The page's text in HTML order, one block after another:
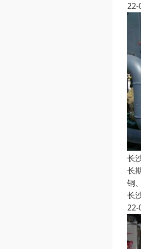
22-
长
长
铜
长
22-